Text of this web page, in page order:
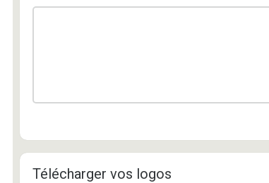
Télécharger vos logos